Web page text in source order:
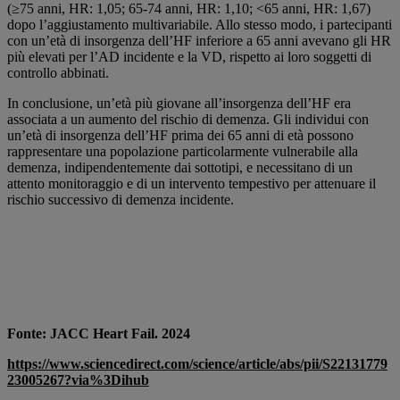
(≥75 anni, HR: 1,05; 65-74 anni, HR: 1,10; <65 anni, HR: 1,67)
dopo l’aggiustamento multivariabile. Allo stesso modo, i partecipanti
con un’età di insorgenza dell’HF inferiore a 65 anni avevano gli HR
più elevati per l’AD incidente e la VD, rispetto ai loro soggetti di
controllo abbinati.
In conclusione, un’età più giovane all’insorgenza dell’HF era
associata a un aumento del rischio di demenza. Gli individui con
un’età di insorgenza dell’HF prima dei 65 anni di età possono
rappresentare una popolazione particolarmente vulnerabile alla
demenza, indipendentemente dai sottotipi, e necessitano di un
attento monitoraggio e di un intervento tempestivo per attenuare il
rischio successivo di demenza incidente.
Fonte: JACC Heart Fail. 2024
https://www.sciencedirect.com/science/article/abs/pii/S22131779
23005267?via%3Dihub